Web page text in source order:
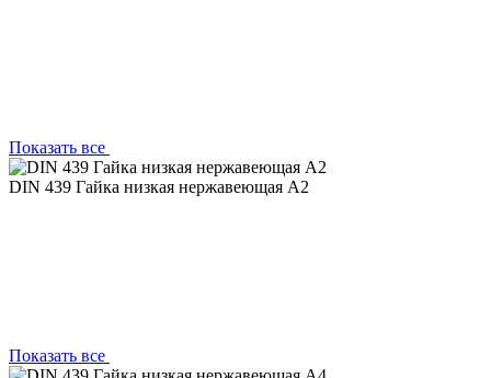
Показать все
DIN 439 Гайка низкая нержавеющая A2
Показать все